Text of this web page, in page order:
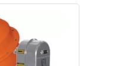
ПРОСМОТР